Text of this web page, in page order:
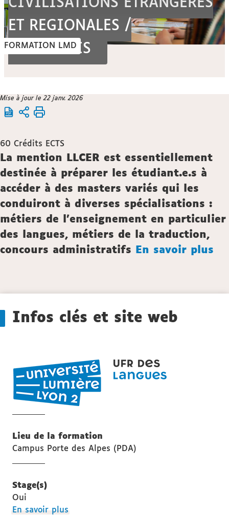
FORMATION LMD
CIVILISATIONS ETRANGERES
ET REGIONALES /
PORTUGAIS
Vous
êtes
Accueil
Mise à jour le 22 janv. 2026
60 Crédits ECTS
Description
La mention LLCER est essentiellement
destinée à préparer les étudiant.e.s à
accéder à des masters variés qui les
conduiront à diverses spécialisations :
métiers de l'enseignement en particulier
des langues, métiers de la traduction,
concours administratifs
En savoir plus
Infos clés et site web
LANGUES
Lieu de la formation
Campus Porte des Alpes (PDA)
Stage(s)
Oui
En savoir plus